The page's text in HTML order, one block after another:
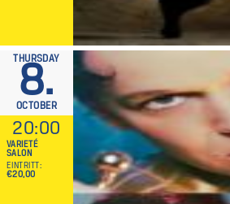
THURSDAY
8.
OCTOBER
20:00
VARIETÉ
SALON
EINTRITT
€20,00